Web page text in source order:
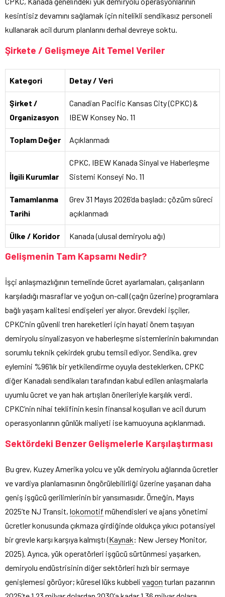
kesintisiz devamını sağlamak için nitelikli sendikasız personeli
kullanarak acil durum planlarını derhal devreye soktu.
Şirkete / Gelişmeye Ait Temel Veriler
Kategori Detay / Veri
Şirket /
Organizasyon
Canadian Pacific Kansas City (CPKC) &
IBEW Konsey No. 11
Toplam Değer Açıklanmadı
İlgili Kurumlar
CPKC, IBEW Kanada Sinyal ve Haberleşme
Sistemi Konseyi No. 11
Tamamlanma
Tarihi
Grev 31 Mayıs 2026’da başladı; çözüm süreci
açıklanmadı
Ülke / Koridor Kanada (ulusal demiryolu ağı)
Gelişmenin Tam Kapsamı Nedir?
İşçi anlaşmazlığının temelinde ücret ayarlamaları, çalışanların
karşıladığı masraflar ve yoğun on-call (çağrı üzerine) programlara
bağlı yaşam kalitesi endişeleri yer alıyor. Grevdeki işçiler,
CPKC’nin güvenli tren hareketleri için hayati önem taşıyan
demiryolu sinyalizasyon ve haberleşme sistemlerinin bakımından
sorumlu teknik çekirdek grubu temsil ediyor. Sendika, grev
eylemini %96’lık bir yetkilendirme oyuyla desteklerken, CPKC
diğer Kanadalı sendikaları tarafından kabul edilen anlaşmalarla
uyumlu ücret ve yan hak artışları önerileriyle karşılık verdi.
CPKC’nin nihai teklifinin kesin finansal koşulları ve acil durum
operasyonlarının günlük maliyeti ise kamuoyuna açıklanmadı.
Sektördeki Benzer Gelişmelerle Karşılaştırması
Bu grev, Kuzey Amerika yolcu ve yük demiryolu ağlarında ücretler
ve vardiya planlamasının öngörülebilirliği üzerine yaşanan daha
geniş işgücü gerilimlerinin bir yansımasıdır. Örneğin, Mayıs
2025’te NJ Transit, lokomotif mühendisleri ve ajans yönetimi
ücretler konusunda çıkmaza girdiğinde oldukça yıkıcı potansiyel
bir grevle karşı karşıya kalmıştı (Kaynak: New Jersey Monitor,
2025). Ayrıca, yük operatörleri işgücü sürtünmesi yaşarken,
demiryolu endüstrisinin diğer sektörleri hızlı bir sermaye
genişlemesi görüyor; küresel lüks kubbeli vagon turları pazarının